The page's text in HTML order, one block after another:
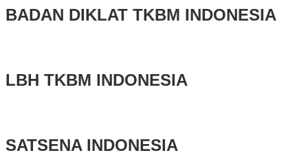
BADAN DIKLAT TKBM INDONESIA
LBH TKBM INDONESIA
SATSENA INDONESIA